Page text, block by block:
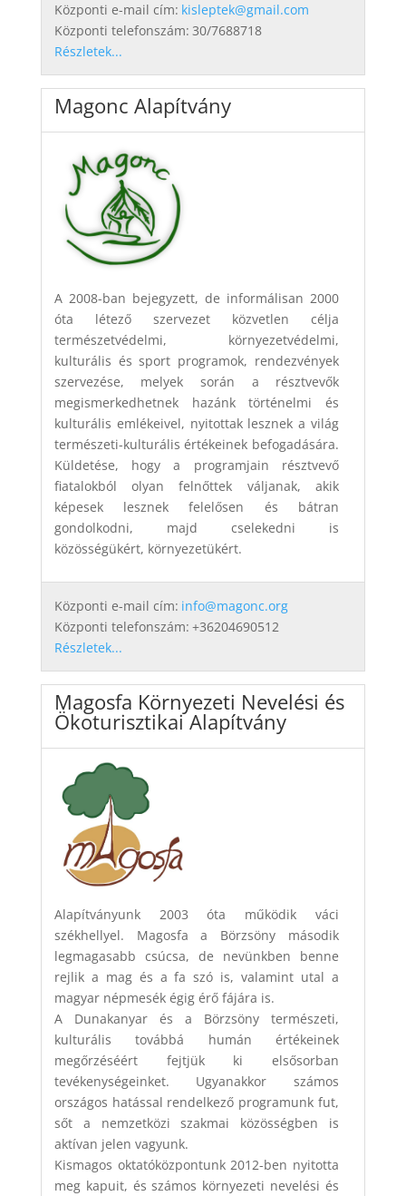
Központi e-mail cím: kisleptek@gmail.com
Központi telefonszám: 30/7688718
Részletek...
Magonc Alapítvány
A 2008-ban bejegyzett, de informálisan 2000
óta létező szervezet közvetlen célja
természetvédelmi, környezetvédelmi,
kulturális és sport programok, rendezvények
szervezése, melyek során a résztvevők
megismerkedhetnek hazánk történelmi és
kulturális emlékeivel, nyitottak lesznek a világ
természeti-kulturális értékeinek befogadására.
Küldetése, hogy a programjain résztvevő
fiatalokból olyan felnőttek váljanak, akik
képesek lesznek felelősen és bátran
gondolkodni, majd cselekedni is
közösségükért, környezetükért.
Központi e-mail cím: info@magonc.org
Központi telefonszám: +36204690512
Részletek...
Magosfa Környezeti Nevelési és
Ökoturisztikai Alapítvány
Alapítványunk 2003 óta működik váci
székhellyel. Magosfa a Börzsöny második
legmagasabb csúcsa, de nevünkben benne
rejlik a mag és a fa szó is, valamint utal a
magyar népmesék égig érő fájára is.
A Dunakanyar és a Börzsöny természeti,
kulturális továbbá humán értékeinek
megőrzéséért fejtjük ki elsősorban
tevékenységeinket. Ugyanakkor számos
országos hatással rendelkező programunk fut,
sőt a nemzetközi szakmai közösségben is
aktívan jelen vagyunk.
Kismagos oktatóközpontunk 2012-ben nyitotta
meg kapuit, és számos környezeti nevelési és